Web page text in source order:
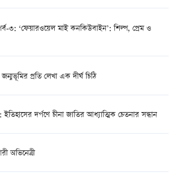
৩: ‘ফেয়ারওয়েল মাই কনকিউবাইন’: শিল্প, প্রেম ও
প্রতি লেখা এক দীর্ঘ চিঠি
ইতিহাসের দর্পণে চীনা জাতির আধ্যাত্মিক চেতনার সন্ধান
অভিনেত্রী